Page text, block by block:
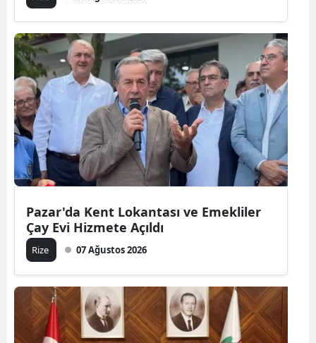
Pazar'da Kent Lokantası ve Emekliler
Çay Evi Hizmete Açıldı
Rize 07 Ağustos 2026